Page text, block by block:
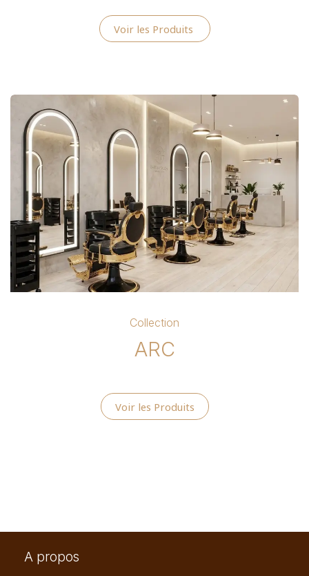
Voir les Produits
Collection
ARC
Voir les Produits
A propos